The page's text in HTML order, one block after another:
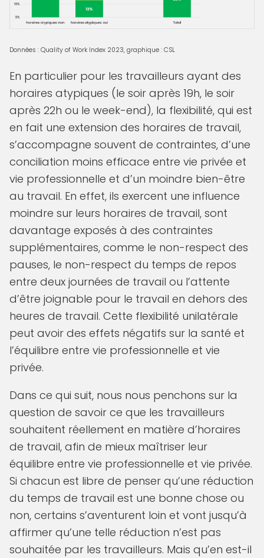
Données : Quality of Work Index 2023, graphique : CSL
En particulier pour les travailleurs ayant des
horaires atypiques (le soir après 19h, le soir
après 22h ou le week-end), la flexibilité, qui est
en fait une extension des horaires de travail,
s’accompagne souvent de contraintes, d’une
conciliation moins efficace entre vie privée et
vie professionnelle et d’un moindre bien-être
au travail. En effet, ils exercent une influence
moindre sur leurs horaires de travail, sont
davantage exposés à des contraintes
supplémentaires, comme le non-respect des
pauses, le non-respect du temps de repos
entre deux journées de travail ou l’attente
d’être joignable pour le travail en dehors des
heures de travail. Cette flexibilité unilatérale
peut avoir des effets négatifs sur la santé et
l’équilibre entre vie professionnelle et vie
privée.
Dans ce qui suit, nous nous penchons sur la
question de savoir ce que les travailleurs
souhaitent réellement en matière d’horaires
de travail, afin de mieux maîtriser leur
équilibre entre vie professionnelle et vie privée.
Si chacun est libre de penser qu’une réduction
du temps de travail est une bonne chose ou
non, certains s’aventurent loin et vont jusqu’à
affirmer qu’une telle réduction n’est pas
souhaitée par les travailleurs. Mais qu’en est-il